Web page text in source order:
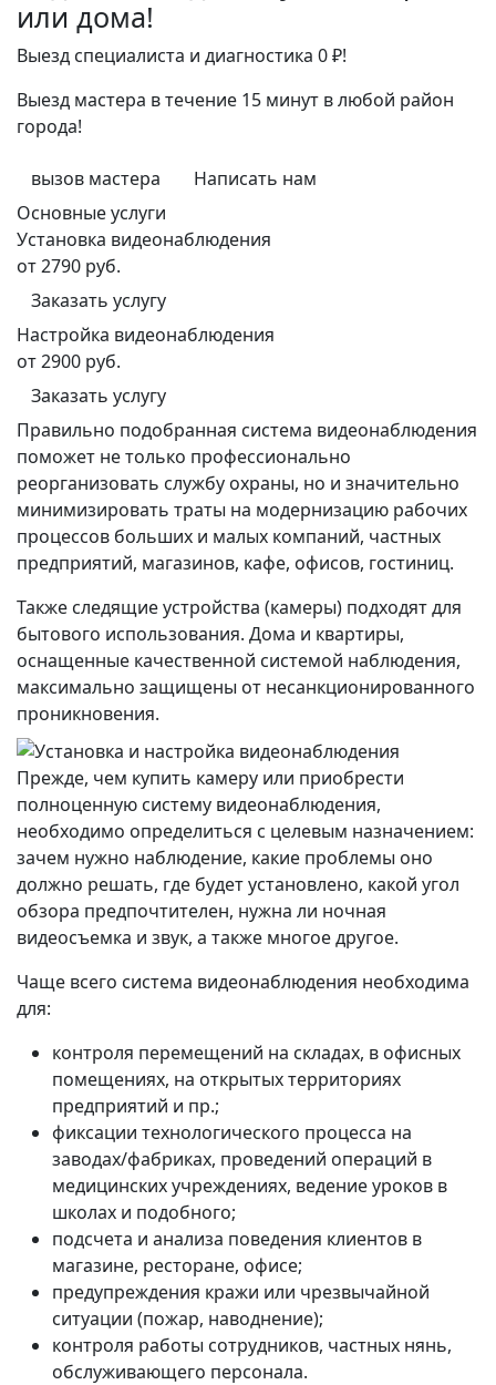
или дома!
Выезд специалиста и диагностика 0 ₽!
Выезд мастера в течение 15 минут в любой район
города!
вызов мастера
Написать нам
Основные услуги
Установка видеонаблюдения
от 2790 руб.
Заказать услугу
Настройка видеонаблюдения
от 2900 руб.
Заказать услугу
Правильно подобранная система видеонаблюдения
поможет не только профессионально
реорганизовать службу охраны, но и значительно
минимизировать траты на модернизацию рабочих
процессов больших и малых компаний, частных
предприятий, магазинов, кафе, офисов, гостиниц.
Также следящие устройства (камеры) подходят для
бытового использования. Дома и квартиры,
оснащенные качественной системой наблюдения,
максимально защищены от несанкционированного
проникновения.
Прежде, чем купить камеру или приобрести
полноценную систему видеонаблюдения,
необходимо определиться с целевым назначением:
зачем нужно наблюдение, какие проблемы оно
должно решать, где будет установлено, какой угол
обзора предпочтителен, нужна ли ночная
видеосъемка и звук, а также многое другое.
Чаще всего система видеонаблюдения необходима
для:
контроля перемещений на складах, в офисных
помещениях, на открытых территориях
предприятий и пр.;
фиксации технологического процесса на
заводах/фабриках, проведений операций в
медицинских учреждениях, ведение уроков в
школах и подобного;
подсчета и анализа поведения клиентов в
магазине, ресторане, офисе;
предупреждения кражи или чрезвычайной
ситуации (пожар, наводнение);
контроля работы сотрудников, частных нянь,
обслуживающего персонала.